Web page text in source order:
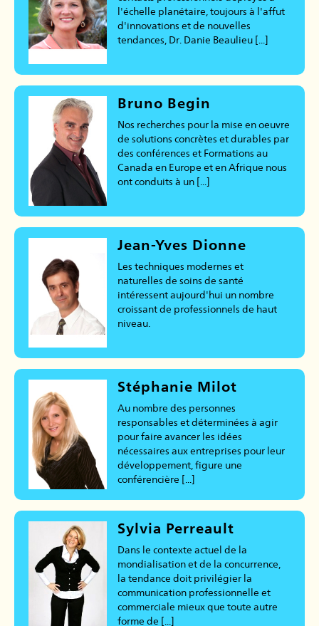
l'échelle planétaire, toujours à l'affut
d'innovations et de nouvelles
tendances, Dr. Danie Beaulieu [...]
Bruno Begin
Nos recherches pour la mise en oeuvre
de solutions concrètes et durables par
des conférences et Formations au
Canada en Europe et en Afrique nous
ont conduits à un [...]
Jean-Yves Dionne
Les techniques modernes et
naturelles de soins de santé
intéressent aujourd'hui un nombre
croissant de professionnels de haut
niveau.
Stéphanie Milot
Au nombre des personnes
responsables et déterminées à agir
pour faire avancer les idées
nécessaires aux entreprises pour leur
développement, figure une
conférencière [...]
Sylvia Perreault
Dans le contexte actuel de la
mondialisation et de la concurrence,
la tendance doit privilégier la
communication professionnelle et
commerciale mieux que toute autre
forme de [...]